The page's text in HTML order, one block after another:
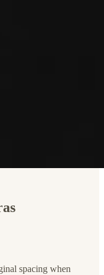
spacing when